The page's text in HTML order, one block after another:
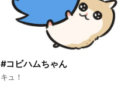
#コビハムちゃん
キュ！